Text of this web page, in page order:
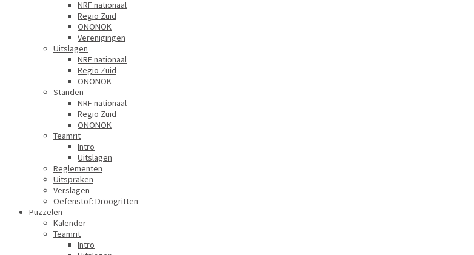
NRF nationaal
Regio Zuid
ONONOK
Verenigingen
Uitslagen
NRF nationaal
Regio Zuid
ONONOK
Standen
NRF nationaal
Regio Zuid
ONONOK
Teamrit
Intro
Uitslagen
Reglementen
Uitspraken
Verslagen
Oefenstof: Droogritten
Puzzelen
Kalender
Teamrit
Intro